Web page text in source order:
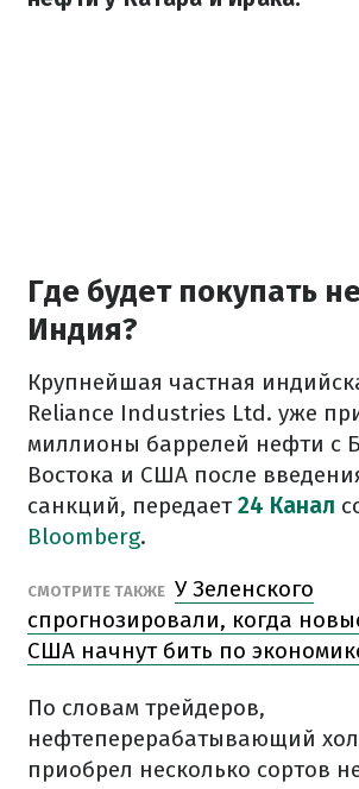
Где будет покупать
Индия?
Крупнейшая частная
Reliance Industries Ltd. уже
миллионы баррелей нефти с
Востока и США после
санкций, передает24 Канал
Bloomberg.
СМОТРИТЕ ТАКЖЕ У Зеленского
спрогнозировали, когда
США начнут бить по
По словам трейдеров,
нефтеперерабатывающий
приобрел несколько сортов